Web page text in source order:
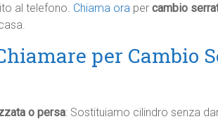
al telefono. Chiama ora per cambio
per Cambio
o persa: Sostituiamo cilindro senza